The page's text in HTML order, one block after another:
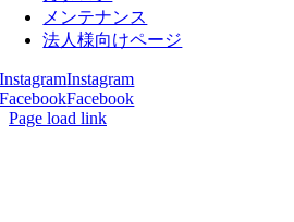
メンテナンス
法人様向けページ
InstagramInstagram
FacebookFacebook
Page load link